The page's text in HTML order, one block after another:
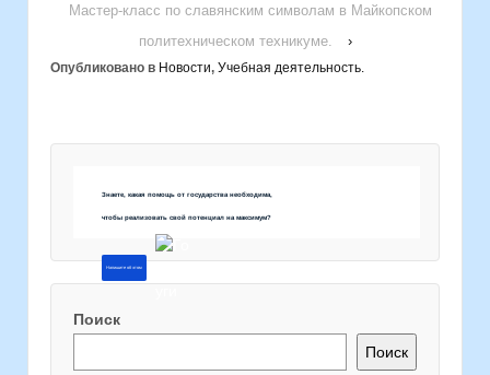
Мастер-класс по славянским символам в Майкопском
политехническом техникуме.
›
Опубликовано в Новости, Учебная деятельность.
Знаете, какая помощь от государства необходима,
чтобы реализовать свой потенциал на максимум?
Напишите об этом
Поиск
Поиск